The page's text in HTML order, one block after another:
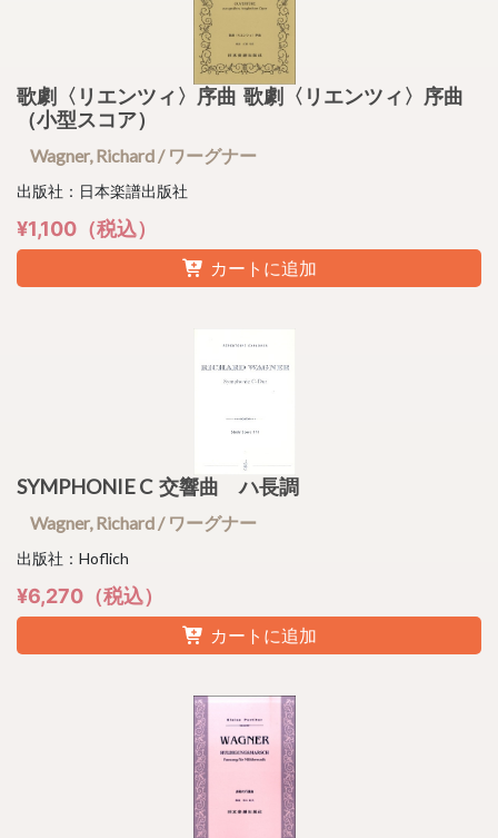
歌劇〈リエンツィ〉序曲 歌劇〈リエンツィ〉序曲
（小型スコア）
Wagner, Richard / ワーグナー
出版社：日本楽譜出版社
¥1,100（税込）
カートに追加
SYMPHONIE C 交響曲 ハ長調
Wagner, Richard / ワーグナー
出版社：Hoflich
¥6,270（税込）
カートに追加